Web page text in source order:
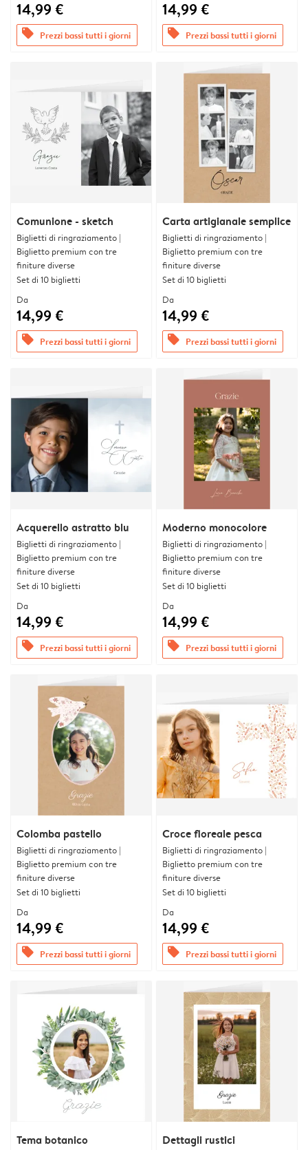
14,99 €
offers Prezzi bassi tutti i giorni
14,99 €
offers Prezzi bassi tutti i giorni
Comunione - sketch
Biglietti di ringraziamento |
Biglietto premium con tre
finiture diverse
Set di 10 biglietti
Da
14,99 €
offers Prezzi bassi tutti i giorni
Carta artigianale semplice
Biglietti di ringraziamento |
Biglietto premium con tre
finiture diverse
Set di 10 biglietti
Da
14,99 €
offers Prezzi bassi tutti i giorni
Acquerello astratto blu
Biglietti di ringraziamento |
Biglietto premium con tre
finiture diverse
Set di 10 biglietti
Da
14,99 €
offers Prezzi bassi tutti i giorni
Moderno monocolore
Biglietti di ringraziamento |
Biglietto premium con tre
finiture diverse
Set di 10 biglietti
Da
14,99 €
offers Prezzi bassi tutti i giorni
Colomba pastello
Biglietti di ringraziamento |
Biglietto premium con tre
finiture diverse
Set di 10 biglietti
Da
14,99 €
offers Prezzi bassi tutti i giorni
Croce floreale pesca
Biglietti di ringraziamento |
Biglietto premium con tre
finiture diverse
Set di 10 biglietti
Da
14,99 €
offers Prezzi bassi tutti i giorni
Tema botanico Dettagli rustici